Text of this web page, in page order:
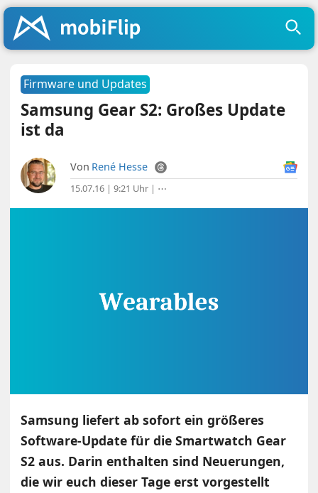
Firmware und Updates
Samsung Gear S2: Großes Update
ist da
Von René Hesse
15.07.16 | 9:21 Uhr | ⋯
Samsung liefert ab sofort ein größeres
Software-Update für die Smartwatch Gear
S2 aus. Darin enthalten sind Neuerungen,
die wir euch dieser Tage erst vorgestellt